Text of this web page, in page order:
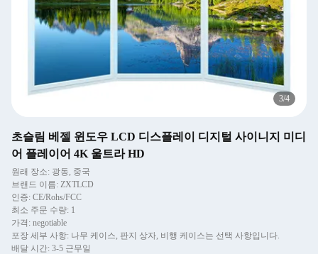
4/4
초슬림 베젤 윈도우 LCD 디스플레이 디지털 사이니지 미디
어 플레이어 4K 울트라 HD
원래 장소: 광동, 중국
브랜드 이름: ZXTLCD
인증: CE/Rohs/FCC
최소 주문 수량: 1
가격: negotiable
포장 세부 사항: 나무 케이스, 판지 상자, 비행 케이스는 선택 사항입니다.
배달 시간: 3-5 근무일